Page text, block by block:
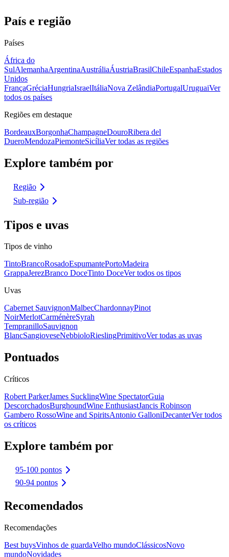
País e região
Países
África do
SulAlemanhaArgentinaAustráliaÁustriaBrasilChileEspanhaEstados
Unidos
FrançaGréciaHungriaIsraelItáliaNova ZelândiaPortugalUruguaiVer
todos os países
Regiões em destaque
BordeauxBorgonhaChampagneDouroRibera del
DueroMendozaPiemonteSicíliaVer todas as regiões
Explore também por
Região
Sub-região
Tipos e uvas
Tipos de vinho
TintoBrancoRosadoEspumantePortoMadeira
GrappaJerezBranco DoceTinto DoceVer todos os tipos
Uvas
Cabernet SauvignonMalbecChardonnayPinot
NoirMerlotCarménèreSyrah
TempranilloSauvignon
BlancSangioveseNebbioloRieslingPrimitivoVer todas as uvas
Pontuados
Críticos
Robert ParkerJames SucklingWine SpectatorGuia
DescorchadosBurghoundWine EnthusiastJancis Robinson
Gambero RossoWine and SpiritsAntonio GalloniDecanterVer todos
os críticos
Explore também por
95-100 pontos
90-94 pontos
Recomendados
Recomendações
Best buysVinhos de guardaVelho mundoClássicosNovo
mundoNovidades